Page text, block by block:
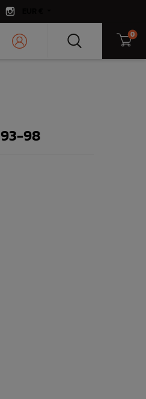
0
93-98